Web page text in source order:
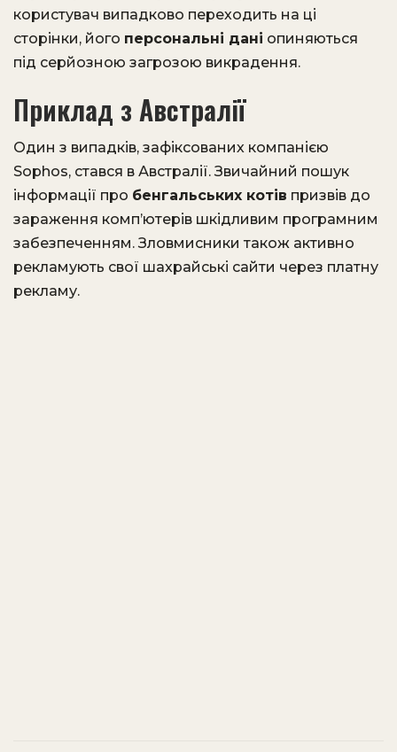
користувач випадково переходить на ці
сторінки, його персональні дані опиняються
під серйозною загрозою викрадення.
Приклад з Австралії
Один з випадків, зафіксованих компанією
Sophos, стався в Австралії. Звичайний пошук
інформації про бенгальських котів призвів до
зараження комп’ютерів шкідливим програмним
забезпеченням. Зловмисники також активно
рекламують свої шахрайські сайти через платну
рекламу.